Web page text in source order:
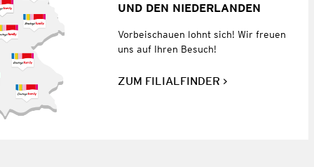
UND DEN NIEDERLANDEN
Vorbeischauen lohnt sich! Wir freuen
uns auf Ihren Besuch!
ZUM FILIALFINDER